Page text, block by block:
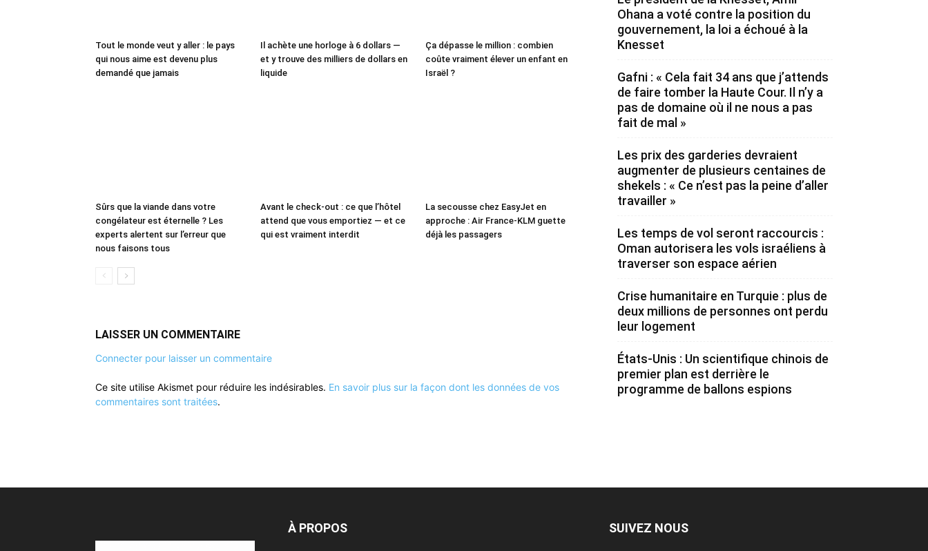
Tout le monde veut y aller : le pays
qui nous aime est devenu plus
demandé que jamais
Il achète une horloge à 6 dollars —
et y trouve des milliers de dollars en
liquide
Ça dépasse le million : combien
coûte vraiment élever un enfant en
Israël ?
Sûrs que la viande dans votre
congélateur est éternelle ? Les
experts alertent sur l’erreur que
nous faisons tous
Avant le check-out : ce que l’hôtel
attend que vous emportiez — et ce
qui est vraiment interdit
La secousse chez EasyJet en
approche : Air France-KLM guette
déjà les passagers
LAISSER UN COMMENTAIRE
Connecter pour laisser un commentaire
Ce site utilise Akismet pour réduire les indésirables. En savoir plus sur la façon dont les données de vos
commentaires sont traitées.
Ohana a voté contre la position du
gouvernement, la loi a échoué à la
Knesset
Gafni : « Cela fait 34 ans que j’attends
de faire tomber la Haute Cour. Il n’y a
pas de domaine où il ne nous a pas
fait de mal »
Les prix des garderies devraient
augmenter de plusieurs centaines de
shekels : « Ce n’est pas la peine d’aller
travailler »
Les temps de vol seront raccourcis :
Oman autorisera les vols israéliens à
traverser son espace aérien
Crise humanitaire en Turquie : plus de
deux millions de personnes ont perdu
leur logement
États-Unis : Un scientifique chinois de
premier plan est derrière le
programme de ballons espions
À PROPOS SUIVEZ NOUS